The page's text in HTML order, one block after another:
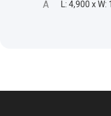
A
L: 4,900 x